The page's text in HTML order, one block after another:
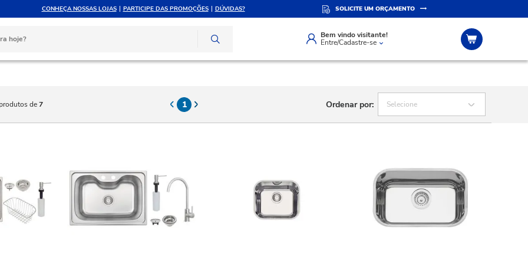
CONHEÇA NOSSAS LOJAS PARTICIPE DAS PROMOÇÕES DÚVIDAS? SOLICITE UM ORÇAMENTO
Bem vindo visitante!
Entre/Cadastre-se
ATÉ 10X SEM JUROS ATENDIMENTO PERSONALIZADO SITE SEGURO
de7 1 Ordenar por: Selecione